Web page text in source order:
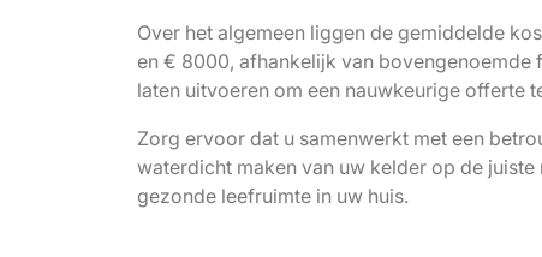
Over het algemeen liggen de gemiddelde
en € 8000, afhankelijk van
laten uitvoeren om een nauwkeurige offerte
Zorg ervoor dat u samenwerkt met een
waterdicht maken van uw kelder op de
gezonde leefruimte in uw huis.